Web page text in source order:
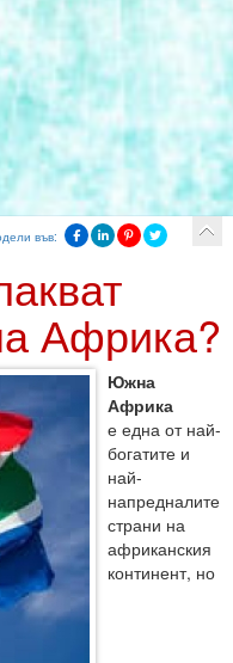
във:
Африка?
Южна
Африка
е една от най-
богатите и
най-
напредналите
страни на
африканския
континент, но